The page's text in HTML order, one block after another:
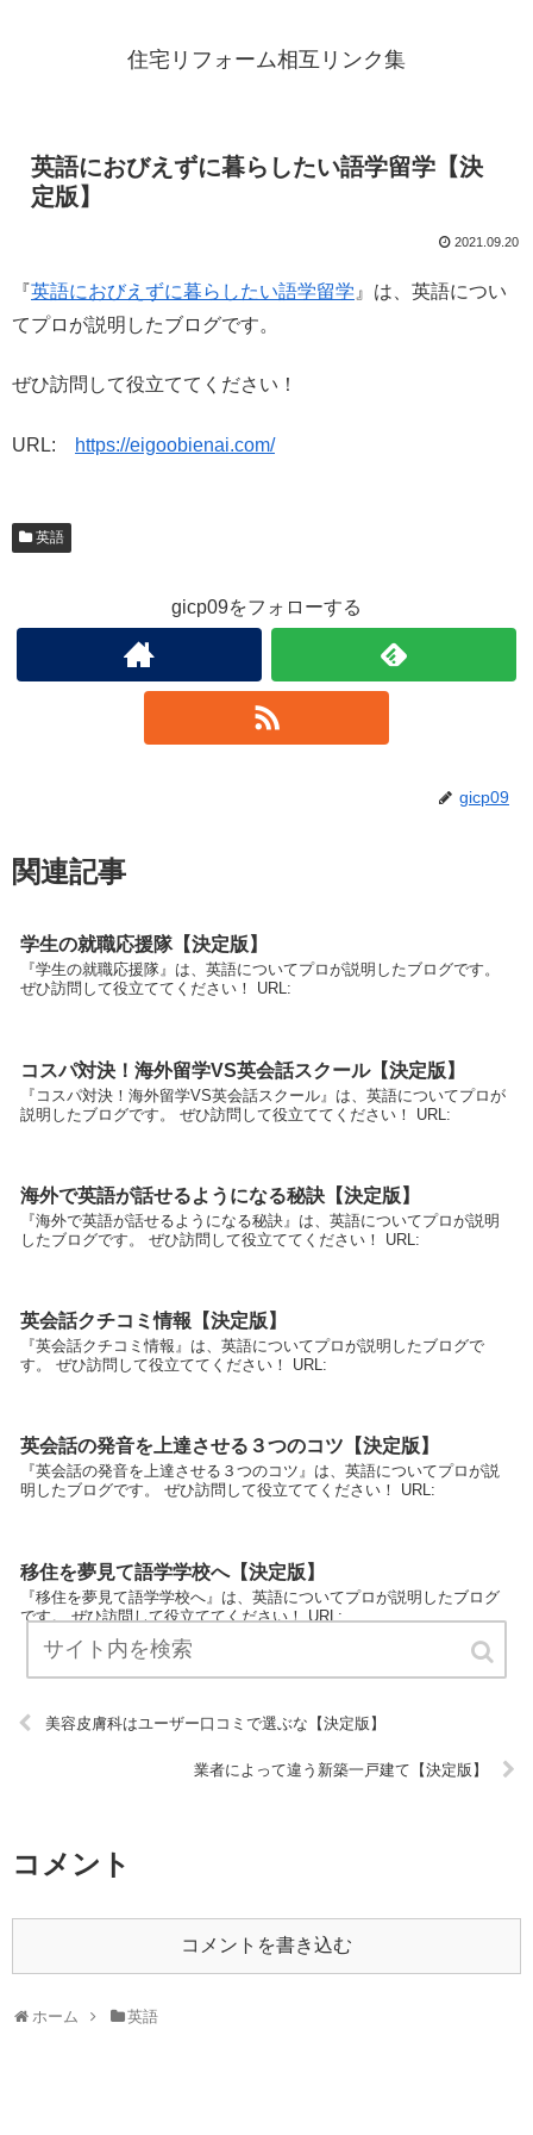
住宅リフォーム相互リンク集
英語におびえずに暮らしたい語学留学【決
定版】
2021.09.20
『英語におびえずに暮らしたい語学留学 』は、英語につい
てプロが説明したブログです。
ぜひ訪問して役立ててください！
URL: https://eigoobienai.com/
英語
gicp09をフォローする
gicp09
関連記事
学生の就職応援隊【決定版】
『学生の就職応援隊』は、英語についてプロが説明したブログです。
ぜひ訪問して役立ててください！ URL:
コスパ対決！海外留学VS英会話スクール【決定版】
『コスパ対決！海外留学VS英会話スクール』は、英語についてプロが
説明したブログです。 ぜひ訪問して役立ててください！ URL:
海外で英語が話せるようになる秘訣【決定版】
『海外で英語が話せるようになる秘訣』は、英語についてプロが説明
したブログです。 ぜひ訪問して役立ててください！ URL:
英会話クチコミ情報【決定版】
『英会話クチコミ情報』は、英語についてプロが説明したブログで
す。 ぜひ訪問して役立ててください！ URL:
英会話の発音を上達させる３つのコツ【決定版】
『英会話の発音を上達させる３つのコツ』は、英語についてプロが説
明したブログです。 ぜひ訪問して役立ててください！ URL:
移住を夢見て語学学校へ【決定版】
『移住を夢見て語学学校へ』は、英語についてプロが説明したブログ
です。 ぜひ訪問して役立ててください！ URL:
美容皮膚科はユーザー口コミで選ぶな【決定版】
業者によって違う新築一戸建て【決定版】
コメント
コメントを書き込む
ホーム 英語